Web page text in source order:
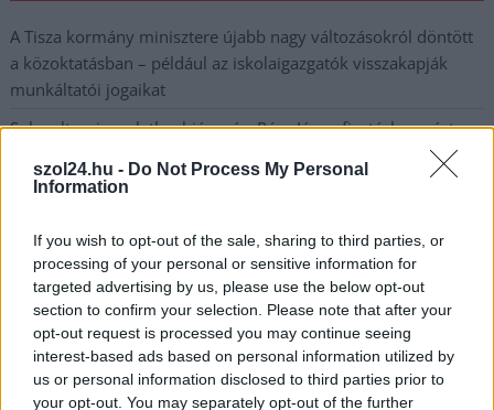
szol24.hu - Do Not Process My Personal
Information
If you wish to opt-out of the sale, sharing to third parties, or
processing of your personal or sensitive information for
targeted advertising by us, please use the below opt-out
section to confirm your selection. Please note that after your
opt-out request is processed you may continue seeing
interest-based ads based on personal information utilized by
us or personal information disclosed to third parties prior to
your opt-out. You may separately opt-out of the further
A Tisza kormány minisztere újabb nagy változásokról döntött
a közoktatásban – például az iskolaigazgatók visszakapják
munkáltatói jogaikat
Sok volt az igazolatlan hiányzás, Pócs János fizetéslevonást
A Szolnok megyei gazdák nagyon nem akarták a JÉGER
Csendélet 5.0: alig balesetveszélyes lépcső és remek
állapotban levő buszmegálló mutatja, hogy Szolnok mennyire
élhető város
Pénteken újra csökken a benzin és a gázolaj ára is
Napokon belül megválasztja az új köztársasági elnököt az